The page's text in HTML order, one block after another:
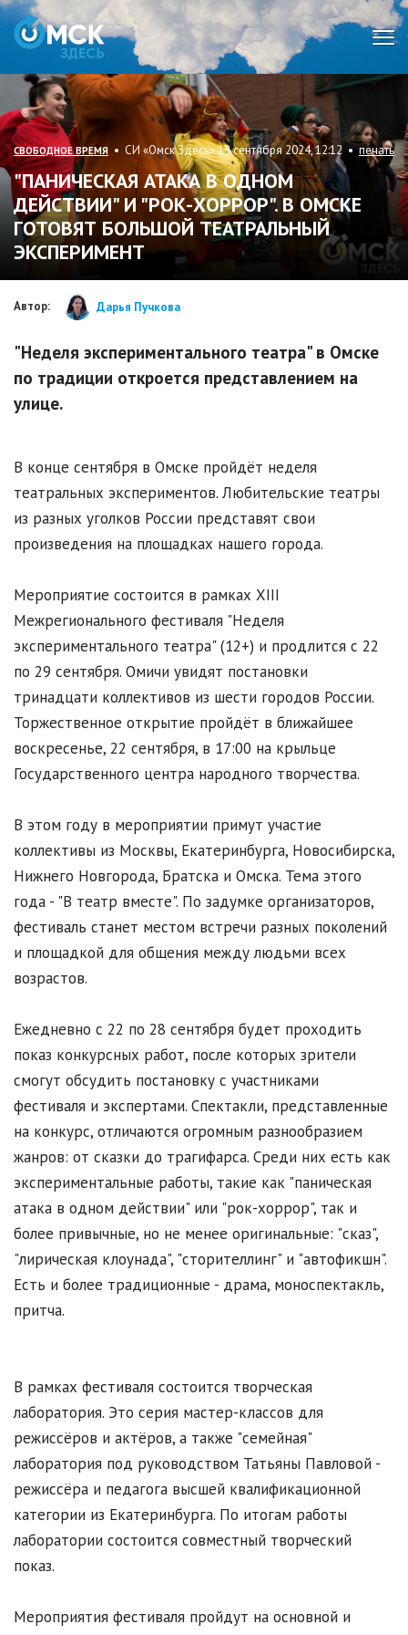
СВОБОДНОЕ ВРЕМЯ • СИ «Омск Здесь» 18 сентября 2024, 12:12 •печать
"ПАНИЧЕСКАЯ АТАКА В ОДНОМ
ДЕЙСТВИИ" И "РОК-ХОРРОР". В ОМСКЕ
ГОТОВЯТ БОЛЬШОЙ ТЕАТРАЛЬНЫЙ
ЭКСПЕРИМЕНТ
Автор: Дарья Пучкова
"Неделя экспериментального театра" в Омске
по традиции откроется представлением на
улице.
В конце сентября в Омске пройдёт неделя
театральных экспериментов. Любительские театры
из разных уголков России представят свои
произведения на площадках нашего города.
Мероприятие состоится в рамках XIII
Межрегионального фестиваля "Неделя
экспериментального театра" (12+) и продлится с 22
по 29 сентября. Омичи увидят постановки
тринадцати коллективов из шести городов России.
Торжественное открытие пройдёт в ближайшее
воскресенье, 22 сентября, в 17:00 на крыльце
Государственного центра народного творчества.
В этом году в мероприятии примут участие
коллективы из Москвы, Екатеринбурга, Новосибирска,
Нижнего Новгорода, Братска и Омска. Тема этого
года - "В театр вместе". По задумке организаторов,
фестиваль станет местом встречи разных поколений
и площадкой для общения между людьми всех
возрастов.
Ежедневно с 22 по 28 сентября будет проходить
показ конкурсных работ, после которых зрители
смогут обсудить постановку с участниками
фестиваля и экспертами. Спектакли, представленные
на конкурс, отличаются огромным разнообразием
жанров: от сказки до трагифарса. Среди них есть как
экспериментальные работы, такие как "паническая
атака в одном действии" или "рок-хоррор", так и
более привычные, но не менее оригинальные: "сказ",
"лирическая клоунада", "сторителлинг" и "автофикшн".
Есть и более традиционные - драма, моноспектакль,
притча.
В рамках фестиваля состоится творческая
лаборатория. Это серия мастер-классов для
режиссёров и актёров, а также "семейная"
лаборатория под руководством Татьяны Павловой -
режиссёра и педагога высшей квалификационной
категории из Екатеринбурга. По итогам работы
лаборатории состоится совместный творческий
показ.
Мероприятия фестиваля пройдут на основной и